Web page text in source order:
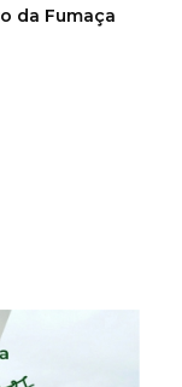
da Fumaça